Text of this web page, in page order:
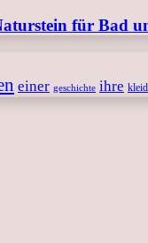
für Bad
einer geschichte ihre